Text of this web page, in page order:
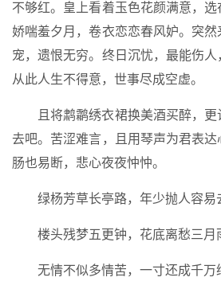
不够红。皇上看着玉色花颜满意，
娇喘羞夕月，卷衣恋恋春风妒。突
宠，遗恨无穷。终日沉忧，最能伤人
从此人生不得意，世事尽成空虚。
且将鹔鹴绣衣裙换美酒买醉，
去吧。苦涩难言，且用琴声为君表达
肠也易断，悲心夜夜忡忡。
绿杨芳草长亭路，年少抛人容易
楼头残梦五更钟，花底离愁三月
无情不似多情苦，一寸还成千万